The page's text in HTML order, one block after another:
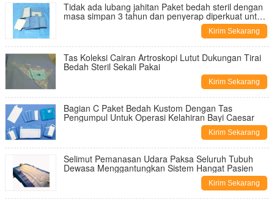
Tidak ada lubang jahitan Paket bedah steril dengan
masa simpan 3 tahun dan penyerap diperkuat untuk
Kirim Sekarang
Tas Koleksi Cairan Artroskopi Lutut Dukungan Tirai
Bedah Steril Sekali Pakai
Kirim Sekarang
Bagian C Paket Bedah Kustom Dengan Tas
Pengumpul Untuk Operasi Kelahiran Bayi Caesar
Kirim Sekarang
Selimut Pemanasan Udara Paksa Seluruh Tubuh
Dewasa Menggantungkan Sistem Hangat Pasien
Kirim Sekarang